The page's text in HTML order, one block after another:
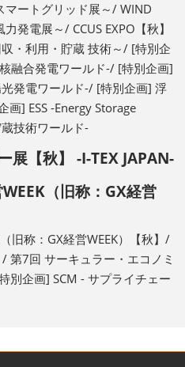
マートグリッド展～/ WIND
発電展～/ CCUS EXPO【秋】
・利用・貯蔵 技術～/ [特別企
融合発電ワールド-/ [特別企画]
発電ワールド-/ [特別企画] 浮
画] ESS -Energy Storage
技術ワールド-
展【秋】 -I-TEX JAPAN-
（旧称：GX経営
旧称：GX経営WEEK）【秋】/
第7回 サーキュラー・エコノミ
別企画] SCM - サプライチェー